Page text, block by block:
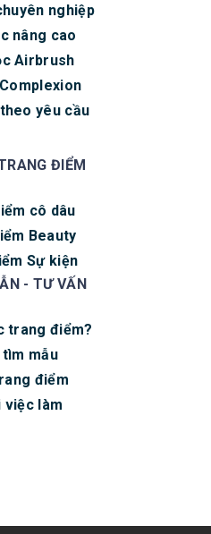
nghiệp
nâng cao
Airbrush
yêu cầu
ĐIỂM
cô dâu
Beauty
Sự kiện
- TƯ VẤN
trang điểm?
tìm mẫu
điểm
việc làm